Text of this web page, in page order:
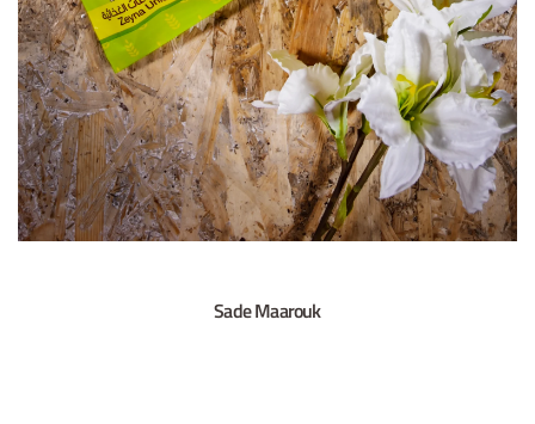
Sade Maarouk